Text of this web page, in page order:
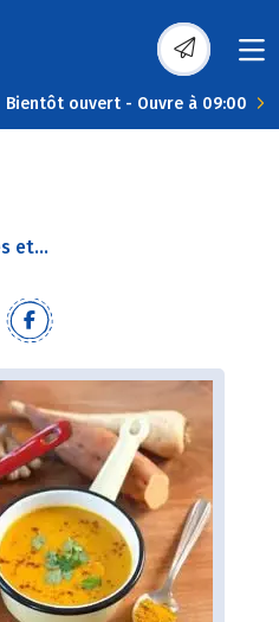
Bientôt ouvert - Ouvre à 09:00
et...